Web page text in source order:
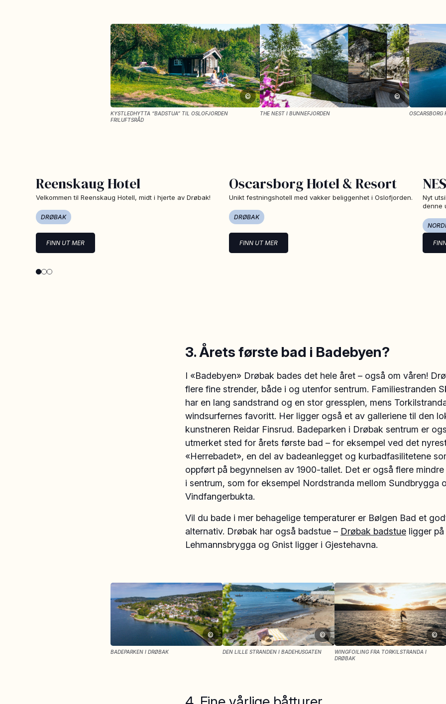
©
KYSTLEDHYTTA “BADSTUA” TIL OSLOFJORDEN
FRILUFTSRÅD
©
THE NEST I BUNNEFJORDEN OSCARSBORG
Reenskaug Hotel
Velkommen til Reenskaug Hotell, midt i hjerte av Drøbak!
DRØBAK
FINN UT MER
Oscarsborg Hotel & Resort
Unikt festningshotell med vakker beliggenhet i Oslofjorden.
DRØBAK
FINN UT MER
Nyt
denne
3. Årets første bad i Badebyen?
I «Badebyen» Drøbak bades det hele året – også om våren!
flere fine strender, både i og utenfor sentrum. Familiestranden
har en lang sandstrand og en stor gressplen, mens
windsurfernes favoritt. Her ligger også et av galleriene til den
kunstneren Reidar Finsrud. Badeparken i Drøbak sentrum er
utmerket sted for årets første bad – for eksempel ved det
«Herrebadet», en del av badeanlegget og kurbadfasilitetene
oppført på begynnelsen av 1900-tallet. Det er også flere
i sentrum, som for eksempel Nordstranda mellom Sundbrygga
Vindfangerbukta.
Vil du bade i mer behagelige temperaturer er Bølgen Bad et
alternativ. Drøbak har også badstue – Drøbak badstue ligger på
Lehmannsbrygga og Gnist ligger i Gjestehavna.
©
BADEPARKEN I DRØBAK
©
DEN LILLE STRANDEN I BADEHUSGATEN
©
WINGFOILING FRA TORKILSTRANDA I
DRØBAK